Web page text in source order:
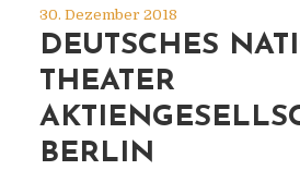
30. Dezember 2018
DEUTSCHES
THEATER
BERLIN